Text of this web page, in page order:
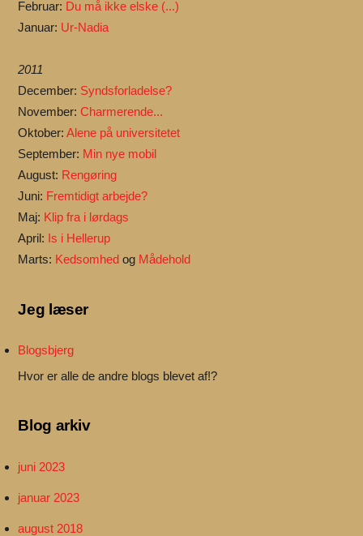
Februar: Du må ikke elske (...)
Januar: Ur-Nadia
2011
December: Syndsforladelse?
November:Charmerende...
Oktober:Alene på universitetet
September: Min nye mobil
August: Rengøring
Juni: Fremtidigt arbejde?
Maj: Klip fra i lørdags
April: Is i Hellerup
Marts: Kedsomhed og Mådehold
Jeg læser
Blogsbjerg
Hvor er alle de andre blogs blevet af!?
Blog arkiv
juni 2023
januar 2023
august 2018